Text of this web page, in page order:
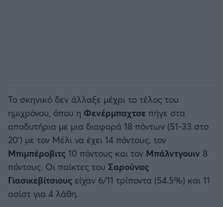
Το σκηνικό δεν άλλαξε μέχρι το τέλος του
ημιχρόνου, όπου η Φενέρμπαχτσε πήγε στα
αποδυτήρια με μια διαφορά 18 πόντων (51-33 στο
20') με τον Μέλι να έχει 14 πόντους, τον
Μπιμπέροβιτς 10 πόντους και τον Μπάλντγουιν 8
πόντους. Οι παίκτες του Σαρούνας
Γιασικεβίτσιους είχαν 6/11 τρίποντα (54.5%) και 11
ασίστ για 4 λάθη.